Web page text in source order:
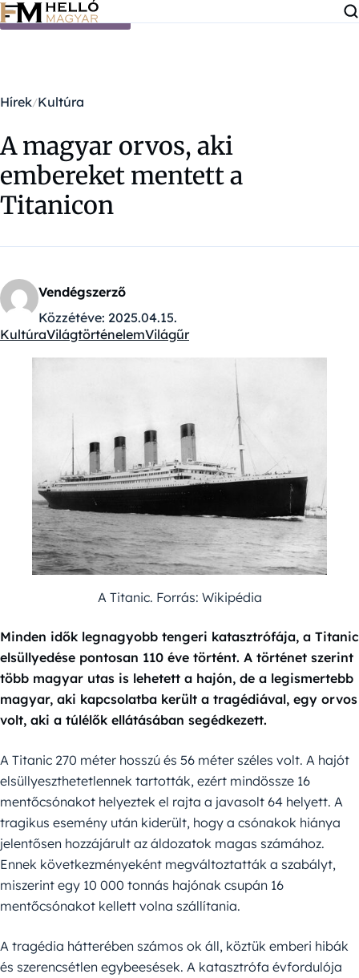
Ugrás a tartalomra
Hírek Kultúra
A magyar orvos, aki
embereket mentett a
Titanicon
Vendégszerző
Közzétéve: 2025.04.15.
Kategóriák:
KultúraVilágtörténelemVilágűr
A Titanic. Forrás: Wikipédia
Minden idők legnagyobb tengeri katasztrófája, a Titanic
elsüllyedése pontosan 110 éve történt. A történet szerint
több magyar utas is lehetett a hajón, de a legismertebb
magyar, aki kapcsolatba került a tragédiával, egy orvos
volt, aki a túlélők ellátásában segédkezett.
A Titanic 270 méter hosszú és 56 méter széles volt. A hajót
elsüllyeszthetetlennek tartották, ezért mindössze 16
mentőcsónakot helyeztek el rajta a javasolt 64 helyett. A
tragikus esemény után kiderült, hogy a csónakok hiánya
jelentősen hozzájárult az áldozatok magas számához.
Ennek következményeként megváltoztatták a szabályt,
miszerint egy 10 000 tonnás hajónak csupán 16
mentőcsónakot kellett volna szállítania.
A tragédia hátterében számos ok áll, köztük emberi hibák
és szerencsétlen egybeesések. A katasztrófa évfordulója